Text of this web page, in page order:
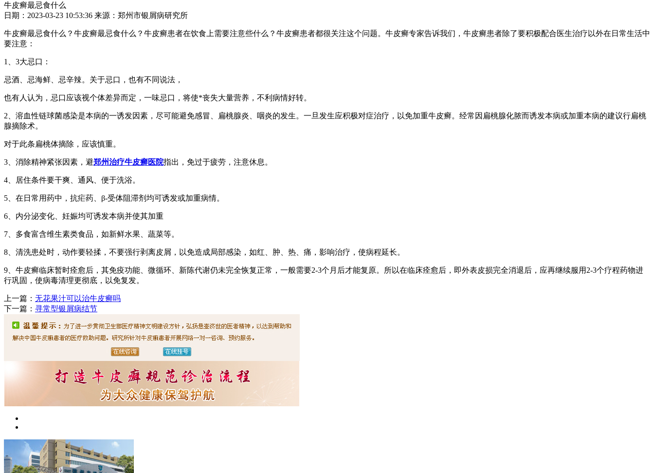
牛皮癣最忌食什么
日期：2023-03-23 10:53:36 来源：郑州市银屑病研究所
牛皮癣最忌食什么？牛皮癣最忌食什么？牛皮癣患者在饮食上需要注意些什么？牛皮癣患者都很关注这个问题。牛皮癣专家告诉我们，牛皮癣患者除了要积极配合医生治疗以外在日常生活中
要注意：
1、3大忌口：
忌酒、忌海鲜、忌辛辣。关于忌口，也有不同说法，
也有人认为，忌口应该视个体差异而定，一味忌口，将使*丧失大量营养，不利病情好转。
2、溶血性链球菌感染是本病的一诱发因素，尽可能避免感冒、扁桃腺炎、咽炎的发生。一旦发生应积极对症治疗，以免加重牛皮癣。经常因扁桃腺化脓而诱发本病或加重本病的建议行扁桃
腺摘除术。
对于此条扁桃体摘除，应该慎重。
3、消除精神紧张因素，避郑州治疗牛皮癣医院指出，免过于疲劳，注意休息。
4、居住条件要干爽、通风、便于洗浴。
5、在日常用药中，抗疟药、β-受体阻滞剂均可诱发或加重病情。
6、内分泌变化、妊娠均可诱发本病并使其加重
7、多食富含维生素类食品，如新鲜水果、蔬菜等。
8、清洗患处时，动作要轻揉，不要强行剥离皮屑，以免造成局部感染，如红、肿、热、痛，影响治疗，使病程延长。
9、牛皮癣临床暂时痊愈后，其免疫功能、微循环、新陈代谢仍未完全恢复正常，一般需要2-3个月后才能复原。所以在临床痊愈后，即外表皮损完全消退后，应再继续服用2-3个疗程药物进
行巩固，使病毒清理更彻底，以免复发。
上一篇： 无花果汁可以治牛皮癣吗
下一篇： 寻常型银屑病结节